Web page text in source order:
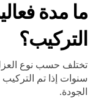
ما مدة
التركيب؟
تختلف حسب نوع العزل
سنوات إذا تم التركيب
الجودة.